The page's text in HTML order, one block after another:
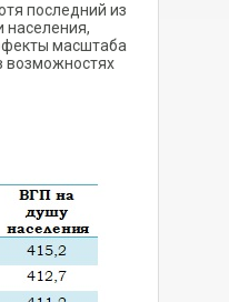
последний из
населения,
масштаба
возможностях